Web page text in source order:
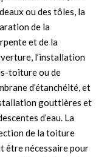
ou des tôles, la
de la
et de la
l’installation
toiture ou de
d’étanchéité, et
gouttières et
d’eau. La
de la toiture
être nécessaire pour